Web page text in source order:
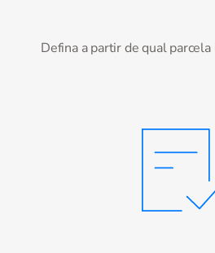
Defina a partir de qual